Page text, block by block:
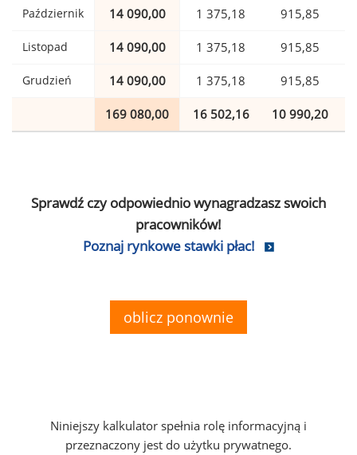
Październik 14 090,00 1 375,18 915,85
Listopad 14 090,00 1 375,18 915,85
Grudzień 14 090,00 1 375,18 915,85
169 080,00 16 502,16 10 990,20
Sprawdź czy odpowiednio wynagradzasz swoich
pracowników!
Poznaj rynkowe stawki płac!
oblicz ponownie
Niniejszy kalkulator spełnia rolę informacyjną i
przeznaczony jest do użytku prywatnego.